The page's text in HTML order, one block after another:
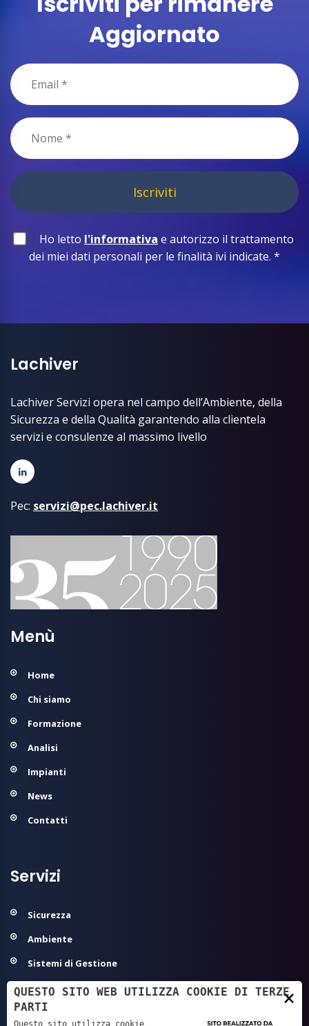
Aggiornato
Iscriviti
Ho letto l'informativa e autorizzo il trattamento
dei miei dati personali per le finalità ivi indicate. *
Lachiver
Lachiver Servizi opera nel campo dell’Ambiente, della
Sicurezza e della Qualità garantendo alla clientela
servizi e consulenze al massimo livello
Pec: servizi@pec.lachiver.it
Menù
Home
Chi siamo
Formazione
Analisi
Impianti
News
Contatti
Servizi
Sicurezza
Ambiente
Sistemi di Gestione
Modelli Organizzativi 231
Agroalimentare ed Igiene
×
QUESTO SITO WEB UTILIZZA COOKIE DI TERZE
PARTI
Questo sito utilizza cookie